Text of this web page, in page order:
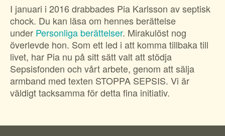
Sepsis historik
Ordlista relaterad till sepsis
Vid utskrivning
För amputerade
Om stiftelsen
Stöd oss
Kontakta oss
Ansök om bidrag
Sepsisforum
Svenska
English
Suomi
Norsk
Íslenska
I januari i 2016 drabbades Pia Karlsson av septisk
chock. Du kan läsa om hennes berättelse
under Personliga berättelser. Mirakulöst nog
överlevde hon. Som ett led i att komma tillbaka till
livet, har Pia nu på sitt sätt valt att stödja
Sepsisfonden och vårt arbete, genom att sälja
armband med texten STOPPA SEPSIS. Vi är
väldigt tacksamma för detta fina initiativ.